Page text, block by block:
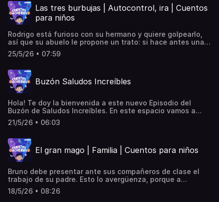
cuentosincreibles.com y escucha, conmigo, la magia de tu
propia voz… ¡Hasta muy pronto!
Las tres burbujas | Autocontrol, ira | Cuentos
para niños
Rodrigo está furioso con su hermano y quiere golpearlo,
así que su abuelo le propone un trato: si hace antes unas
burbujas, le permitirá hacerlo. Gracias a que están hechas
con un aro mágico, las burbujas cambiarán todo.
25/5/26 • 07:59
Buzón Saludos Increíbles
Hola! Te doy la bienvenida a este nuevo Episodio del
Buzón de Saludos Increíbles. En este espacio vamos a
escuchar algunos de los saludos que me han mandado de
manera al azar. Atención que podrías escuchar el tuyo. Si
cuentosincreibles.com y escucha, conmigo, la magia de tu
propia voz… ¡Hasta muy pronto!
21/5/26 • 06:03
El gran mago | Familia | Cuentos para niños
Bruno debe presentar ante sus compañeros de clase el
trabajo de su padre. Esto lo avergüenza, porque a
diferencia de los papás de sus amigos, el suyo no es
doctor y tampoco arquitecto: es un mago. Buscando una
18/5/26 • 08:26